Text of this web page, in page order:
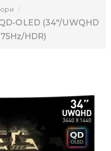
OLED (34"/UWQHD
HDR)